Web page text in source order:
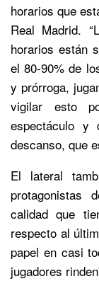
horarios que
Real Madrid.
horarios están
el 80-90% de
y prórroga,
vigilar esto
espectáculo y
descanso, que
El lateral
protagonistas
calidad que
respecto al
papel en casi
jugadores